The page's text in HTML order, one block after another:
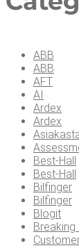
ABB
ABB
AFT
AI
Ardex
Ardex
Best-Hall
Best-Hall
Bilfinger
Bilfinger
Blogit
Breaking